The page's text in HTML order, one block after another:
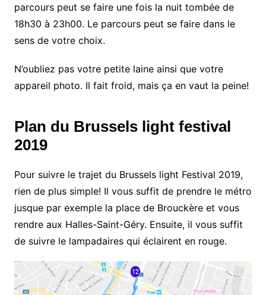
parcours peut se faire une fois la nuit tombée de
18h30 à 23h00. Le parcours peut se faire dans le
sens de votre choix.
N’oubliez pas votre petite laine ainsi que votre
appareil photo. Il fait froid, mais ça en vaut la peine!
Plan du Brussels light festival
2019
Pour suivre le trajet du Brussels light Festival 2019,
rien de plus simple! Il vous suffit de prendre le métro
jusque par exemple la place de Brouckère et vous
rendre aux Halles-Saint-Géry. Ensuite, il vous suffit
de suivre le lampadaires qui éclairent en rouge.